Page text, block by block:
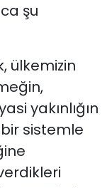
şu
ülkemizin
yakınlığın
sistemle